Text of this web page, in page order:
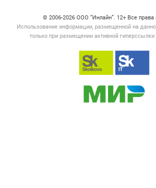
© 2006‑2026 ООО “Инлайн”. 12+ Все
Использование информации, размещенной на
только при размещении активной гиперссылки